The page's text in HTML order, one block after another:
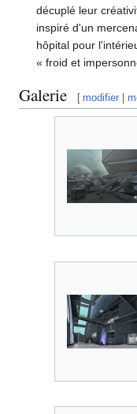
décuplé leur
inspiré d'un
hôpital pour
« froid et
Galerie [ modifier |